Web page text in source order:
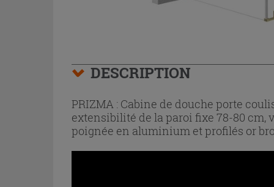
DESCRIPTION
PRIZMA : Cabine de douche porte
extensibilité de la paroi fixe 78-80
poignée en aluminium et profilés or